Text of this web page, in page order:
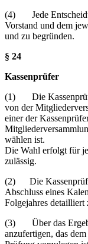
(4) Jede
Vorstand und dem
und zu begründen.
§ 24
Kassenprüfer
(1) Die
von der
einer der
wählen ist.
Die Wahl erfolgt für
zulässig.
(2) Die
Abschluss eines
Folgejahres detailliert
(3) Über das
anzufertigen, das